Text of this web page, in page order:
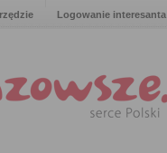
Logowanie interesanta